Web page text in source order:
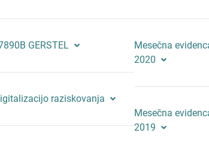
GERSTEL
raziskovanja
Mesečna
2020
Mesečna
2019